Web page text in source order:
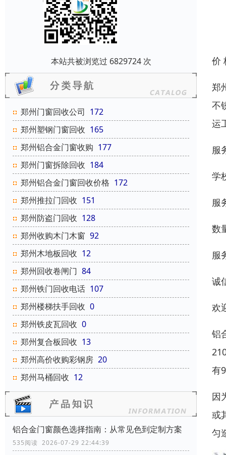
本站共被浏览过 6829724 次
郑州门窗回收公司 172
郑州塑钢门窗回收 165
郑州铝合金门窗收购 177
郑州门窗拆除回收 184
郑州铝合金门窗回收价格 172
郑州推拉门回收 151
郑州防盗门回收 128
郑州收购木门木窗 92
郑州木地板回收 12
郑州回收卷闸门 84
郑州铁门回收电话 107
郑州楼梯扶手回收 0
郑州铁皮瓦回收 0
郑州复合板回收 13
郑州高价收购彩钢房 20
郑州马桶回收 12
铝合金门窗颜色选择指南：从常见色到定制方案
535阅读 2026-07-29 22:44:39
价
郑
不
运
服
学
服
数
服
诚
欢
铝
有
因
或
匀